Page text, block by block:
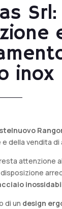
inox
della vendita
attenzione
di un design